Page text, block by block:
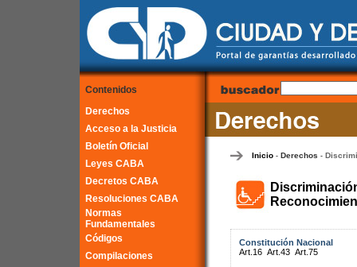
Contenidos
Derechos
Acceso a la Justicia
Boletín Oficial
Leyes CABA
Decretos CABA
Resoluciones CABA
Normas
Fundamentales
Códigos
Compilaciones
Inicio- Derechos -
Constitución Nacional
Art.16 Art.43 Art.75